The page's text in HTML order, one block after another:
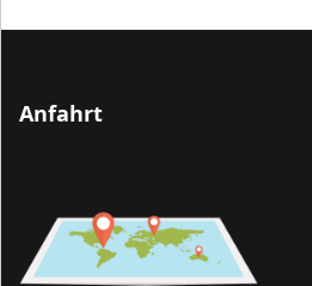
Anfahrt